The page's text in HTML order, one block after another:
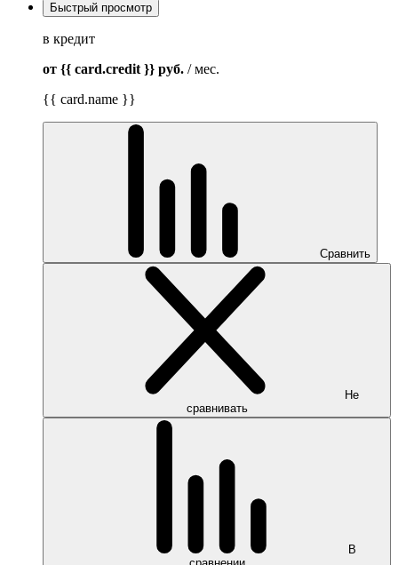
Быстрый просмотр
в кредит
от {{ card.credit }} руб. / мес.
{{ card.name }}
Сравнить
Не
сравнивать
В